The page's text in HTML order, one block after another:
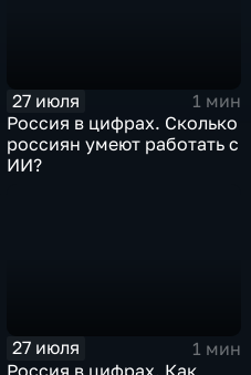
27 июля
1 мин
Россия в цифрах. Сколько
россиян умеют работать с
ИИ?
27 июля
1 мин
Россия в цифрах. Как